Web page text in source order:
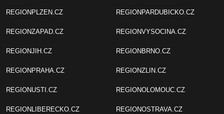
REGIONPLZEN.CZ
REGIONZAPAD.CZ
REGIONJIH.CZ
REGIONPRAHA.CZ
REGIONUSTI.CZ
REGIONLIBERECKO.CZ
REGIONPARDUBICKO.CZ
REGIONVYSOCINA.CZ
REGIONBRNO.CZ
REGIONZLIN.CZ
REGIONOLOMOUC.CZ
REGIONOSTRAVA.CZ